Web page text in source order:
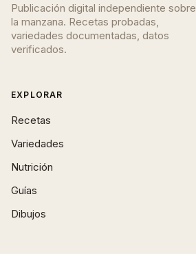
Publicación digital independiente sobre
la manzana. Recetas probadas,
variedades documentadas, datos
verificados.
EXPLORAR
Recetas
Variedades
Nutrición
Guías
Dibujos